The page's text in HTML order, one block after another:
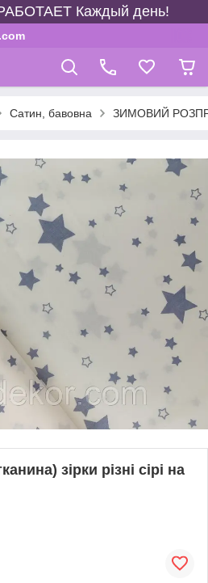
Каждый день!
Сатин, бавовна ЗИМОВИЙ
зірки різні сірі на